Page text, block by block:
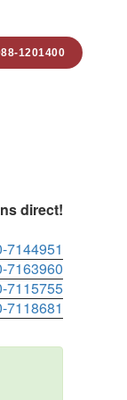
1201400
direct!
7144951
7163960
7115755
7118681